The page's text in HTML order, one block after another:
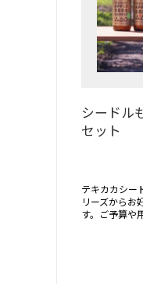
シードル
セット
テキカカシー
リーズからお
す。ご予算や